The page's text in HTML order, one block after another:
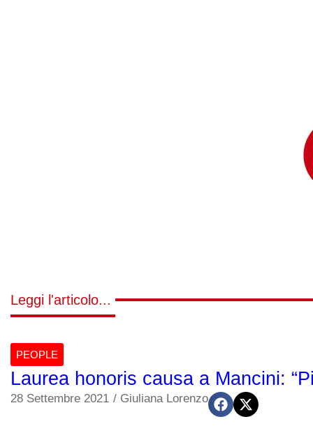
Leggi l'articolo...
PEOPLE
Laurea honoris causa a Mancini:
28 Settembre 2021 / Giuliana Lorenzo